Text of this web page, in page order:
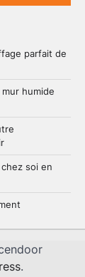
parfait de
humide
soi en
.